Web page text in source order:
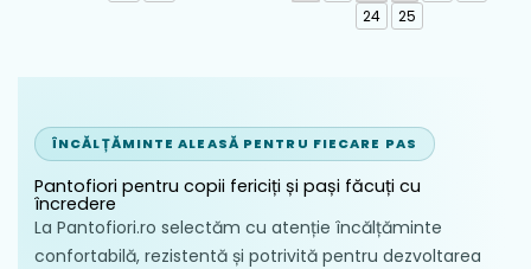
24
25
ÎNCĂLȚĂMINTE ALEASĂ PENTRU FIECARE PAS
Pantofiori pentru copii fericiți și pași făcuți cu
încredere
La Pantofiori.ro selectăm cu atenție încălțăminte
confortabilă, rezistentă și potrivită pentru dezvoltarea